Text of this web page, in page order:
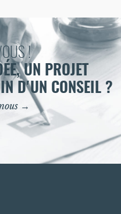
!
UN PROJET
D'UN CONSEIL ?
→